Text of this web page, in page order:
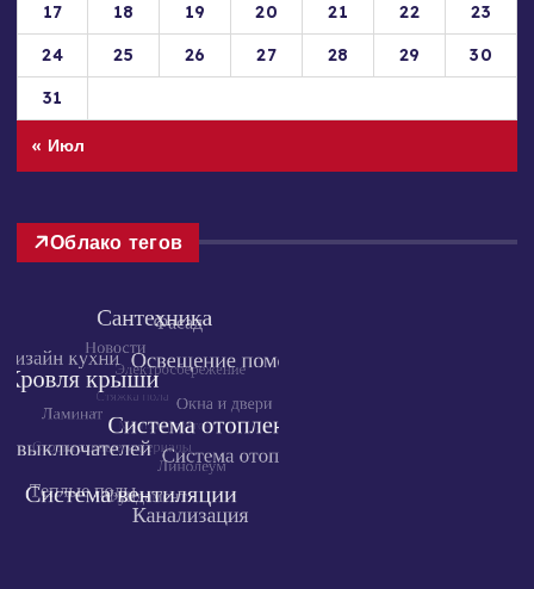
17
18 19 20 21 22
23
24
25 26 27 28 29
30
31
« Июл
Облако тегов